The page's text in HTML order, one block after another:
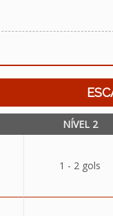
NÍVEL 2
1 - 2 gols